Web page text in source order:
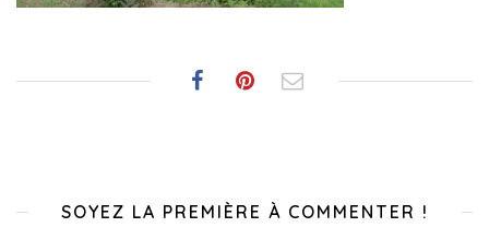
SOYEZ LA PREMIÈRE À COMMENTER !